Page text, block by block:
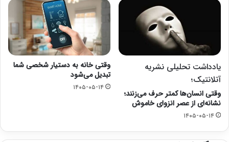
یادداشت تحلیلی نشریه
آتلانتیک؛
وقتی انسان‌ها کمتر حرف می‌زنند؛
نشانه‌ای از عصر انزوای خاموش
۱۴۰۵-۰۵-۱۴
وقتی خانه به دستیار شخصی شما
تبدیل می‌شود
۱۴۰۵-۰۵-۱۴